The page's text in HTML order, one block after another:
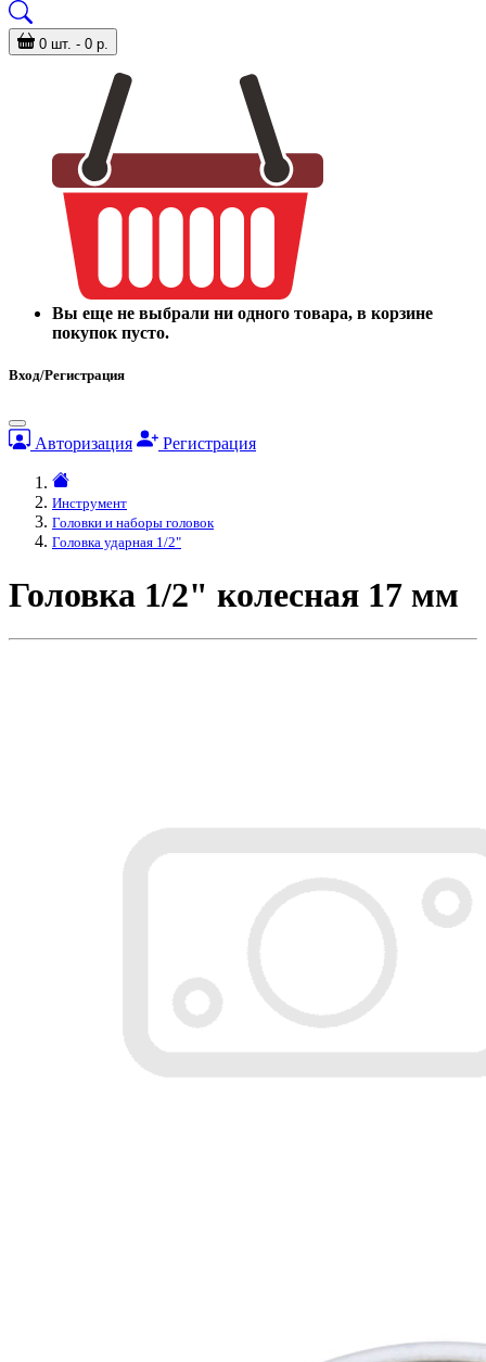
0 шт. - 0 р.
Вы еще не выбрали ни одного товара, в корзине
покупок пусто.
Вход/Регистрация
Авторизация Регистрация
Инструмент
Головки и наборы головок
Головка ударная 1/2"
Головка 1/2" колесная 17 мм